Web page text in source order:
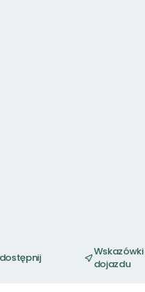
Wskazówki
dojazdu